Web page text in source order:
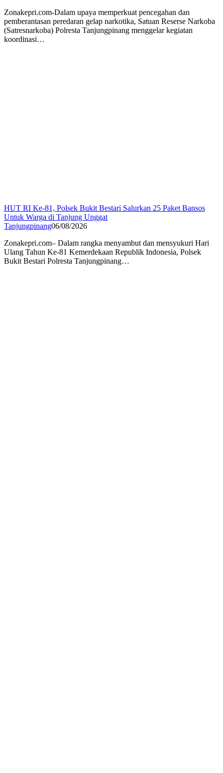
Zonakepri.com-Dalam upaya memperkuat pencegahan dan
pemberantasan peredaran gelap narkotika, Satuan Reserse Narkoba
(Satresnarkoba) Polresta Tanjungpinang menggelar kegiatan
koordinasi…
HUT RI Ke-81, Polsek Bukit Bestari Salurkan 25 Paket Bansos
Untuk Warga di Tanjung Unggat
Tanjungpinang06/08/2026
Zonakepri.com– Dalam rangka menyambut dan mensyukuri Hari
Ulang Tahun Ke-81 Kemerdekaan Republik Indonesia, Polsek
Bukit Bestari Polresta Tanjungpinang…